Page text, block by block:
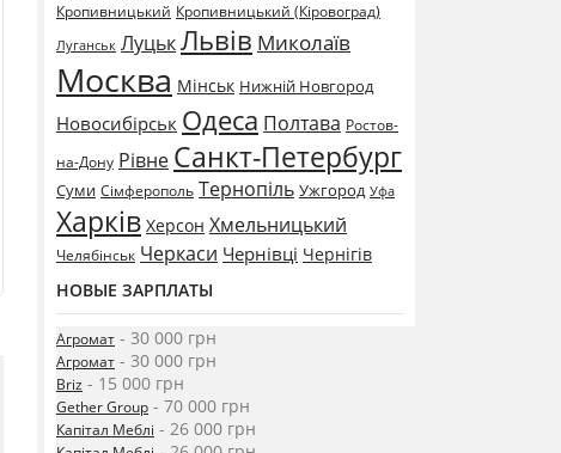
Кропивницький Кропивницький (Кіровоград)
Луганськ ЛуцькЛьвів Миколаїв
Москва Мінськ Нижній Новгород
Новосибірськ Одеса Полтава Ростов-
на-Дону Рівне Санкт-Петербург
Суми Сімферополь Тернопіль Ужгород Уфа
Харків Херсон Хмельницький
Челябінськ Черкаси Чернівці Чернігів
НОВЫЕ ЗАРПЛАТЫ
Агромат - 30 000 грн
Агромат - 30 000 грн
Briz - 15 000 грн
Gether Group - 70 000 грн
Капітал Меблі - 26 000 грн